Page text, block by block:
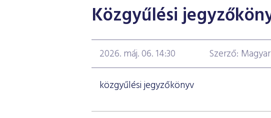
Közgyűlési
2026. máj. 06. 14:30 Szerző:
közgyűlési jegyzőkönyv